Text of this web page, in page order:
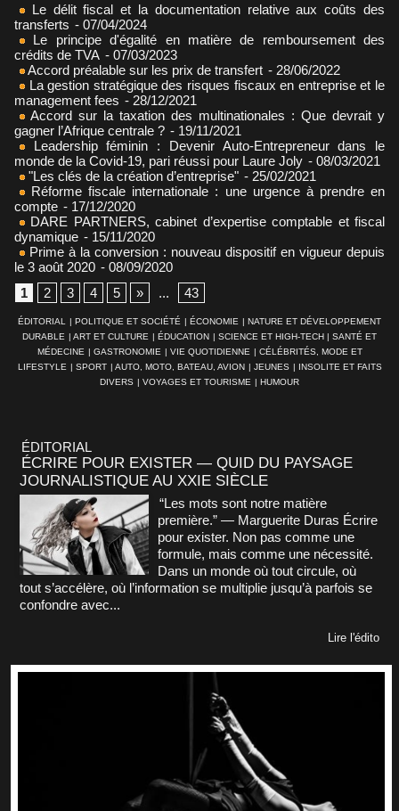
Le délit fiscal et la documentation relative aux coûts des
transferts - 07/04/2024
Le principe d'égalité en matière de remboursement des
crédits de TVA - 07/03/2023
Accord préalable sur les prix de transfert - 28/06/2022
La gestion stratégique des risques fiscaux en entreprise et le
management fees - 28/12/2021
Accord sur la taxation des multinationales : Que devrait y
gagner l’Afrique centrale ? - 19/11/2021
Leadership féminin : Devenir Auto-Entrepreneur dans le
monde de la Covid-19, pari réussi pour Laure Joly - 08/03/2021
"Les clés de la création d’entreprise" - 25/02/2021
Réforme fiscale internationale : une urgence à prendre en
compte - 17/12/2020
DARE PARTNERS, cabinet d’expertise comptable et fiscal
dynamique - 15/11/2020
Prime à la conversion : nouveau dispositif en vigueur depuis
le 3 août 2020 - 08/09/2020
1
2 3 4 5 » ... 43
ÉDITORIAL | POLITIQUE ET SOCIÉTÉ | ÉCONOMIE | NATURE ET DÉVELOPPEMENT
DURABLE | ART ET CULTURE | ÉDUCATION | SCIENCE ET HIGH-TECH | SANTÉ ET
MÉDECINE | GASTRONOMIE | VIE QUOTIDIENNE | CÉLÉBRITÉS, MODE ET
LIFESTYLE | SPORT | AUTO, MOTO, BATEAU, AVION | JEUNES | INSOLITE ET FAITS
DIVERS | VOYAGES ET TOURISME | HUMOUR
ÉDITORIAL
ÉCRIRE POUR EXISTER — QUID DU PAYSAGE
JOURNALISTIQUE AU XXIE SIÈCLE
“Les mots sont notre matière
première.” — Marguerite Duras Écrire
pour exister. Non pas comme une
formule, mais comme une nécessité.
Dans un monde où tout circule, où
tout s’accélère, où l’information se multiplie jusqu’à parfois se
confondre avec...
Lire l'édito